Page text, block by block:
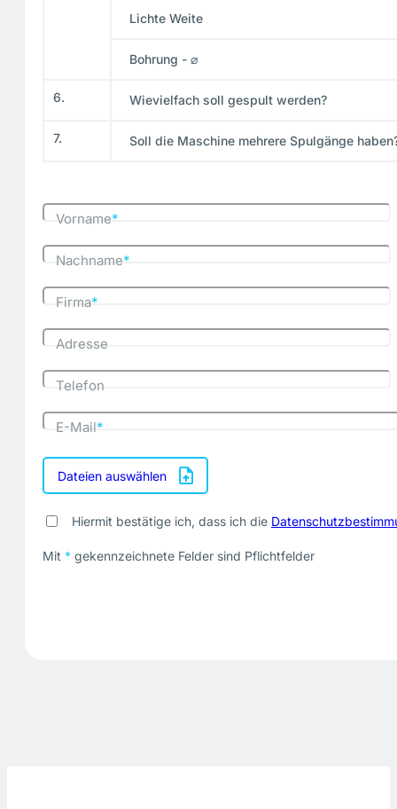
Lichte Weite
Bohrung - ⌀
6. Wievielfach soll gespult werden?
7. Soll die Maschine mehrere Spulgänge
Vorname*
Nachname*
Firma*
Adresse
Telefon
E-Mail*
Dateien auswählen
Hiermit bestätige ich, dass ich die
Mit * gekennzeichnete Felder sind Pflichtfelder